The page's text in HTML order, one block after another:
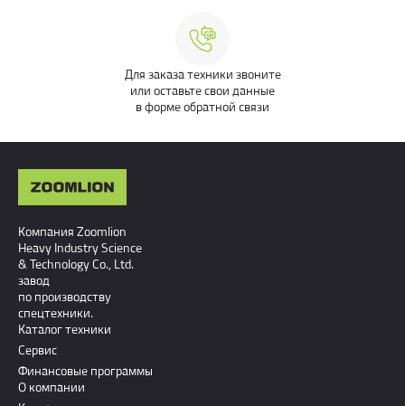
Для заказа техники звоните
или оставьте свои данные
в форме обратной связи
Компания Zoomlion
Heavy Industry Science
& Technology Co., Ltd.
завод
по производству
спецтехники.
Каталог техники
Сервис
Финансовые программы
О компании